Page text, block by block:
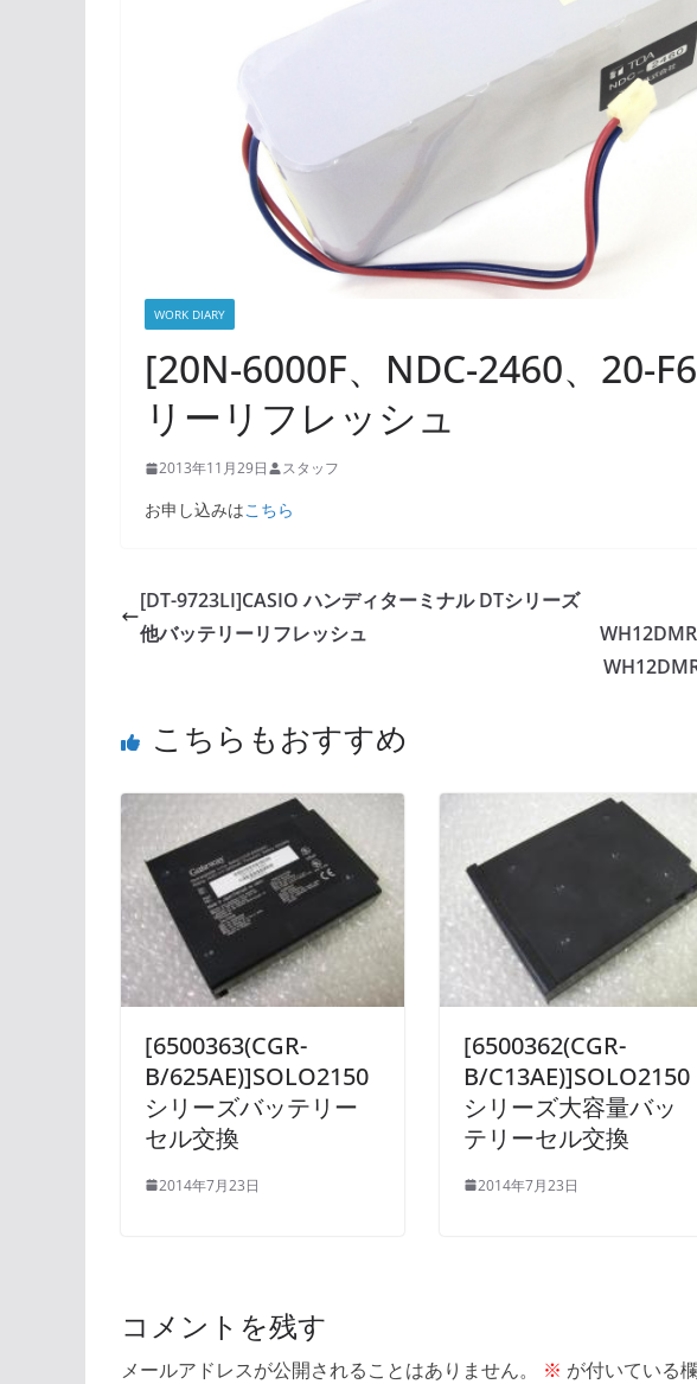
WORK DIARY
[20N-6000F、NDC-2460、20-
リーリフレッシュ
2013年11月29日 スタッフ
お申し込みはこちら
[DT-9723LI]CASIO ハンディターミナル DTシリーズ
他バッテリーリフレッシュ
こちらもおすすめ
[6500363(CGR-
B/625AE)]SOLO2150
シリーズバッテリー
セル交換
2014年7月23日
[6500362(CGR-
B/C13AE)]SOLO2150
シリーズ大容量バッ
テリーセル交換
2014年7月23日
コメントを残す
メールアドレスが公開されることはありません。 ※ が付いている